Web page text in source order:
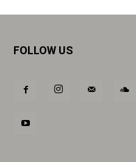
FOLLOW US